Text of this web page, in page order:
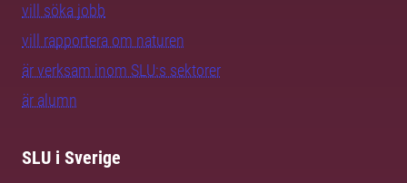
vill söka jobb
vill rapportera om naturen
är verksam inom SLU:s sektorer
är alumn
SLU i Sverige